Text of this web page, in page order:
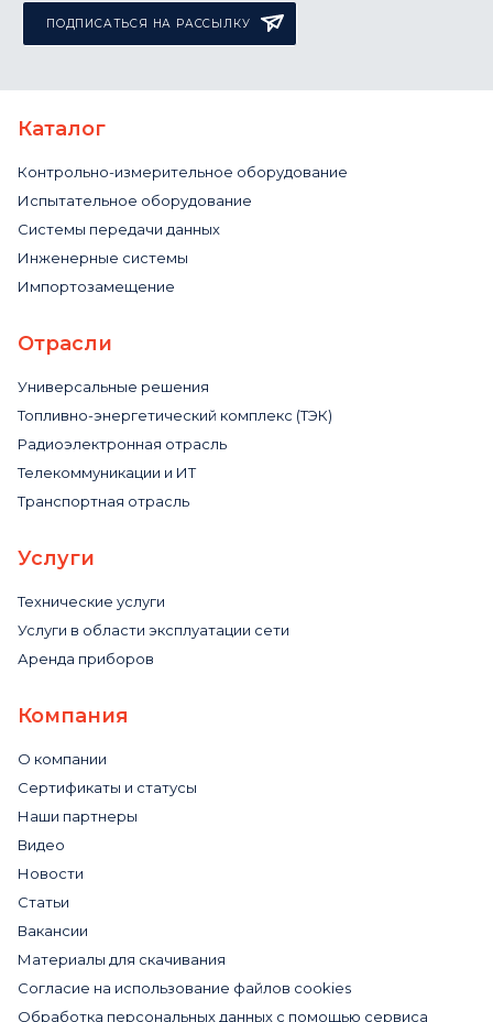
ПОДПИСАТЬСЯ НА РАССЫЛКУ
Каталог
Контрольно-измерительное оборудование
Испытательное оборудование
Системы передачи данных
Инженерные системы
Импортозамещение
Отрасли
Универсальные решения
Топливно-энергетический комплекс (ТЭК)
Радиоэлектронная отрасль
Телекоммуникации и ИТ
Транспортная отрасль
Услуги
Технические услуги
Услуги в области эксплуатации сети
Аренда приборов
Компания
О компании
Сертификаты и статусы
Наши партнеры
Видео
Новости
Статьи
Вакансии
Материалы для скачивания
Cогласие на использование файлов cookies
Обработка персональных данных с помощью сервиса